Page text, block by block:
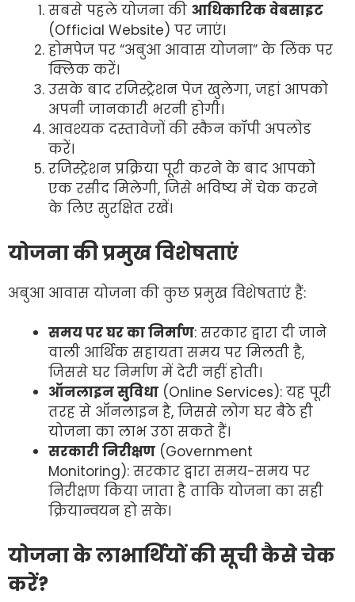
सबसे पहले योजना की आधिकारिक वेबसाइट
(Official Website) पर जाएं।
होमपेज पर “अबुआ आवास योजना” के लिंक पर
क्लिक करें।
उसके बाद रजिस्ट्रेशन पेज खुलेगा, जहां आपको
अपनी जानकारी भरनी होगी।
आवश्यक दस्तावेजों की स्कैन कॉपी अपलोड
करें।
रजिस्ट्रेशन प्रक्रिया पूरी करने के बाद आपको
एक रसीद मिलेगी, जिसे भविष्य में चेक करने
के लिए सुरक्षित रखें।
योजना की प्रमुख विशेषताएं
अबुआ आवास योजना की कुछ प्रमुख विशेषताएं हैं:
समय पर घर का निर्माण: सरकार द्वारा दी जाने
वाली आर्थिक सहायता समय पर मिलती है,
जिससे घर निर्माण में देरी नहीं होती।
ऑनलाइन सुविधा (Online Services): यह पूरी
तरह से ऑनलाइन है, जिससे लोग घर बैठे ही
योजना का लाभ उठा सकते हैं।
सरकारी निरीक्षण (Government
Monitoring): सरकार द्वारा समय-समय पर
निरीक्षण किया जाता है ताकि योजना का सही
क्रियान्वयन हो सके।
योजना के लाभार्थियों की सूची कैसे चेक
करें?